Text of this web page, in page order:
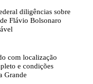
diligências sobre
Flávio Bolsonaro
com localização
e condições
Grande